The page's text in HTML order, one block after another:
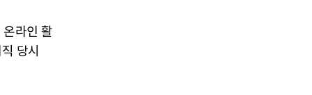
라인 활
당시